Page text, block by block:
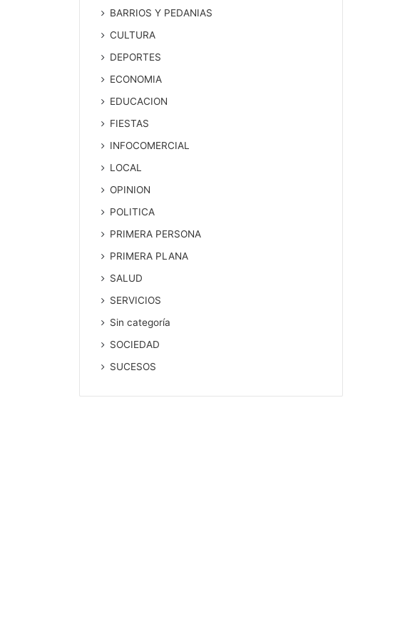
BARRIOS Y PEDANIAS
CULTURA
DEPORTES
ECONOMIA
EDUCACION
FIESTAS
INFOCOMERCIAL
LOCAL
OPINION
POLITICA
PRIMERA PERSONA
PRIMERA PLANA
SALUD
SERVICIOS
Sin categoría
SOCIEDAD
SUCESOS